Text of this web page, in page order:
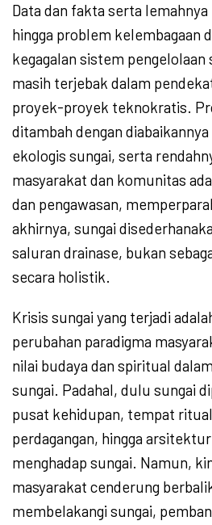
Data dan fakta serta
hingga problem kelembagaan
kegagalan sistem pengelolaan
masih terjebak dalam
proyek-proyek teknokratis.
ditambah dengan
ekologis sungai, serta
masyarakat dan komunitas
dan pengawasan,
akhirnya, sungai
saluran drainase, bukan
secara holistik.
Krisis sungai yang terjadi
perubahan paradigma
nilai budaya dan spiritual
sungai. Padahal, dulu sungai
pusat kehidupan, tempat
perdagangan, hingga
menghadap sungai. Namun,
masyarakat cenderung
membelakangi sungai,